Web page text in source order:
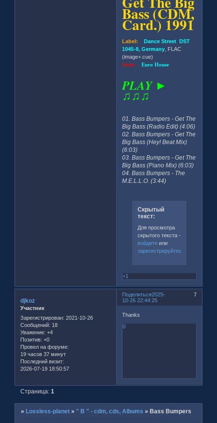
Bass (CDM,
Card.) 1991
Label: Dance Street DST
1045-8, Germany , FLAC
(image+.cue)
Style:Euro House
PLAY ►
♫♫♫
01. Bass Bumpers - Get The
Big Bass (Radio Edit) (4:06)
02. Bass Bumpers - Get The
Big Bass (Hey! Beat Mix)
(6:03)
03. Bass Bumpers - Get The
Big Bass (Piano Mix) (6:03)
04. Bass Bumpers - The
M.E.L.L.O. (3:44)
Скрытый
текст:
Для просмотра
скрытого текста -
войдитеили
зарегистрируйтесь
+1
Поделиться 7
2025-
10-26 22:44:25
djkoz
Участник
Зарегистрирован: 2021-10-26
Сообщений: 18
Уважение: +4
Позитив: +0
Провел на форуме:
19 часов 37 минут
Последний визит:
2026-07-19 18:50:57
Thanks
0
Страница:1
» Lossless-planet » " B " - cdm, cds, Albums » Bass Bumpers